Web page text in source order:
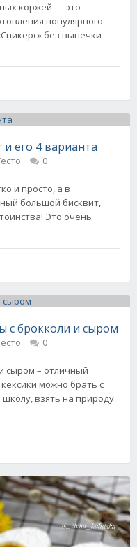
коржей — это
популярного
без выпечки
его 4 варианта
0
и просто, а в
большой бисквит,
Это очень
с брокколи и сыром
0
сыром – отличный
можно брать с
взять на природу.